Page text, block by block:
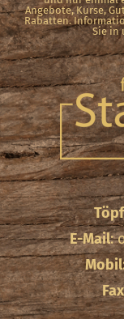
Angebote, Kurse,
Rabatten.
Sie in
E-Mail:
Mobil
Fax